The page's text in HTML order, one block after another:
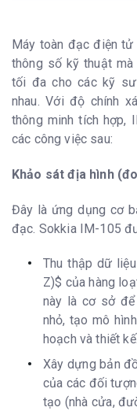
Máy toàn đạc điện
thông số kỹ thuật
tối đa cho các kỹ
nhau. Với độ chính
thông minh tích hợp,
các công việc sau:
Khảo sát địa hình
Đây là ứng dụng cơ
đạc. Sokkia IM-105
Thu thập dữ
Z)$ của hàng
này là cơ sở
nhỏ, tạo mô
hoạch và thiết kế.
Xây dựng bản
của các đối
tạo (nhà cửa,